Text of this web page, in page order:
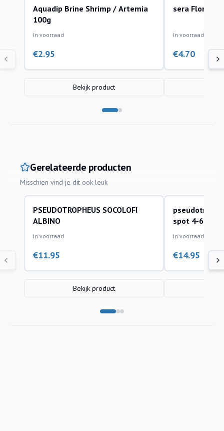
Aquadip Brine Shrimp / Artemia
100g
In voorraad
€2.95
Bekijk product
sera Flora
In voorraad
€4.70
Gerelateerde producten
Misschien vind je dit ook leuk
aquariumvissen
PSEUDOTROPHEUS SOCOLOFI
ALBINO
In voorraad
€11.95
Bekijk product
aquariumvissen
spot 4-6cm
In voorraad
€14.95